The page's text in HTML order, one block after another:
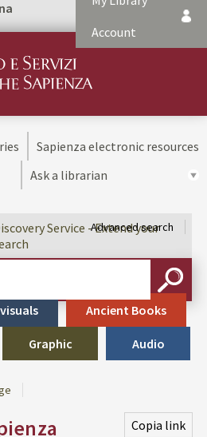
Account
Sapienza electronic resources
Ask a librarian
Service - Extend your
Ancient Books
Graphic Audio
Advanced search
Copia link